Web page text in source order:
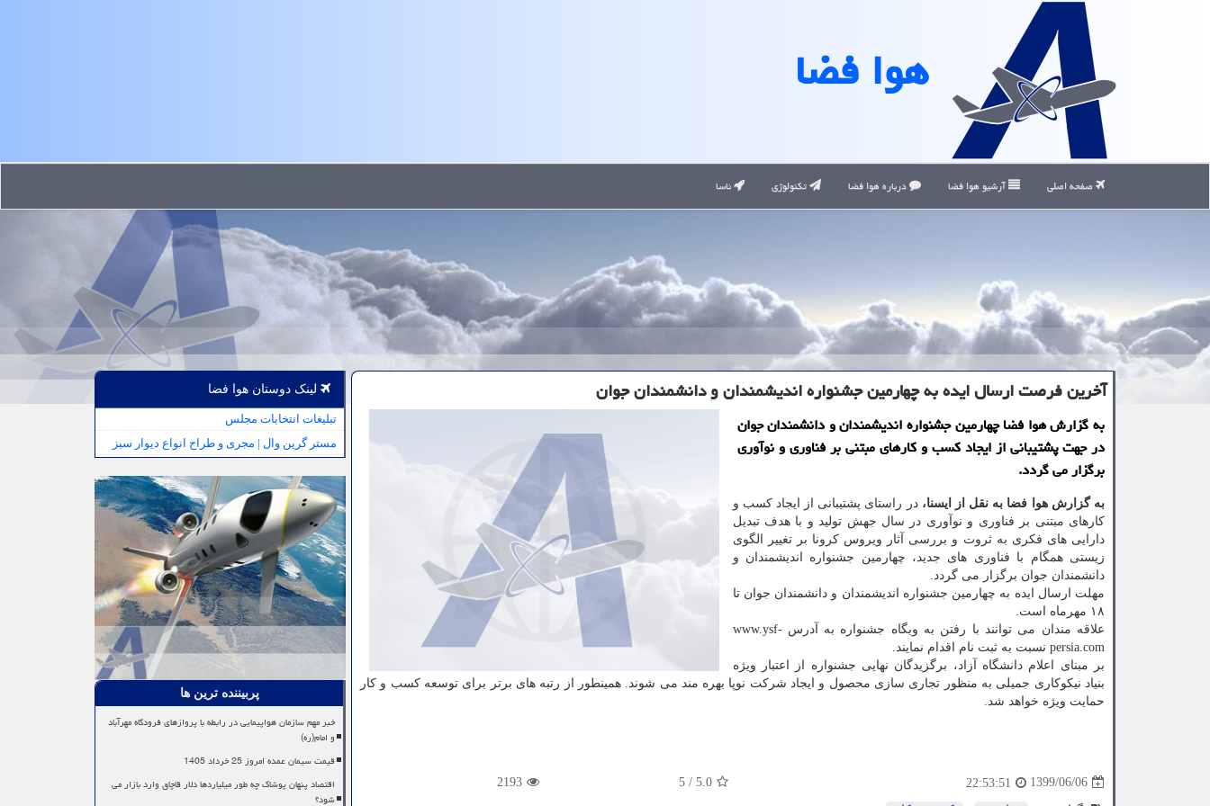
هوا فضا
صفحه اصلی آرشیو هوا فضا درباره هوا فضا تکنولوژی ناسا
آخرین فرصت ارسال ایده به چهارمین جشنواره اندیشمندان و دانشمندان جوان
به گزارش هوا فضا چهارمین جشنواره اندیشمندان و دانشمندان جوان
در جهت پشتیبانی از ایجاد كسب و كارهای مبتنی بر فناوری و نوآوری
برگزار می گردد.
به گزارش هوا فضا به نقل از ایسنا،در راستای پشتیبانی از ایجاد کسب و
کارهای مبتنی بر فناوری و نوآوری در سال جهش تولید و با هدف تبدیل
دارایی های فکری به ثروت و بررسی آثار ویروس کرونا بر تغییر الگوی
زیستی همگام با فناوری های جدید، چهارمین جشنواره اندیشمندان و
دانشمندان جوان برگزار می گردد.
مهلت ارسال ایده به چهارمین جشنواره اندیشمندان و دانشمندان جوان تا
۱۸ مهرماه است.
علاقه مندان می توانند با رفتن به وبگاه جشنواره به آدرس www.ysf-
persia.com نسبت به ثبت نام اقدام نمایند.
بر مبنای اعلام دانشگاه آزاد، برگزیدگان نهایی جشنواره از اعتبار ویژه
بنیاد نیکوکاری جمیلی به منظور تجاری سازی محصول و ایجاد شرکت نوپا بهره مند می شوند. همینطور از رتبه های برتر برای توسعه کسب و کار
حمایت ویژه خواهد شد.
1399/06/06
22:53:51
5.0
/
5
2193
لینک دوستان هوا فضا
تبلیغات انتخابات مجلس
مستر گرین وال | مجری و طراح انواع دیوار سبز
پربیننده ترین ها
خبر مهم سازمان هواپیمایی در رابطه با پروازهای فرودگاه مهرآباد
و امام(ره)
قیمت سیمان عمده امروز 25 خرداد 1405
اقتصاد پنهان پوشاک چه طور میلیاردها دلار قاچاق وارد بازار می
شود؟